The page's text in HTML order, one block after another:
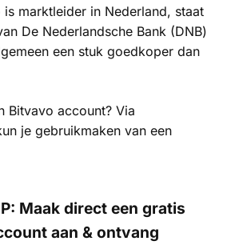
is marktleider in Nederland, staat
De Nederlandsche Bank (DNB)
een stuk goedkoper dan
Bitvavo account? Via
je gebruikmaken van een
Maak direct een gratis
aan & ontvang